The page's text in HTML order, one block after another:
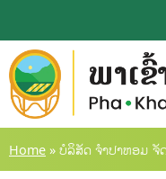
to
content
Home » ບໍລິສັດ ຈໍາປາຫອມ ຈັ